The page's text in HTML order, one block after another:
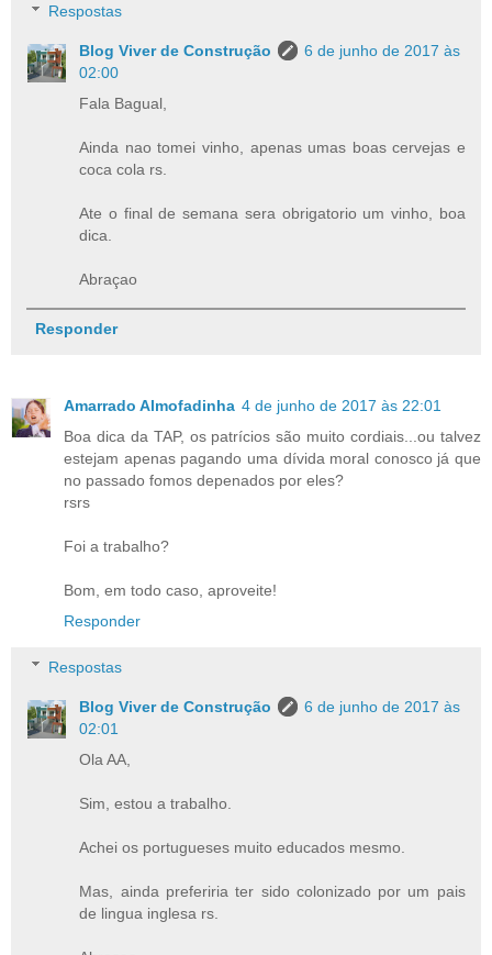
Respostas
Blog Viver de Construção
6 de junho de 2017 às
02:00
Fala Bagual,
Ainda nao tomei vinho, apenas umas boas cervejas e
coca cola rs.
Ate o final de semana sera obrigatorio um vinho, boa
dica.
Abraçao
Responder
Amarrado Almofadinha 4 de junho de 2017 às 22:01
Boa dica da TAP, os patrícios são muito cordiais...ou talvez
estejam apenas pagando uma dívida moral conosco já que
no passado fomos depenados por eles?
rsrs
Foi a trabalho?
Bom, em todo caso, aproveite!
Responder
Respostas
Blog Viver de Construção
6 de junho de 2017 às
02:01
Ola AA,
Sim, estou a trabalho.
Achei os portugueses muito educados mesmo.
Mas, ainda preferiria ter sido colonizado por um pais
de lingua inglesa rs.